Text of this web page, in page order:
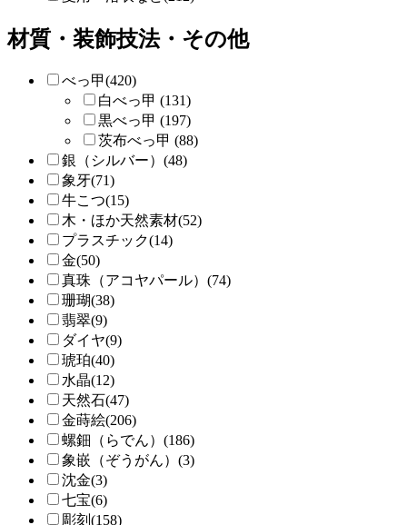
材質・装飾技法・その他
べっ甲(420)
白べっ甲 (131)
黒べっ甲 (197)
茨布べっ甲 (88)
銀（シルバー）(48)
象牙(71)
牛こつ(15)
木・ほか天然素材(52)
プラスチック(14)
金(50)
真珠（アコヤパール）(74)
珊瑚(38)
翡翠(9)
ダイヤ(9)
琥珀(40)
水晶(12)
天然石(47)
金蒔絵(206)
螺鈿（らでん）(186)
象嵌（ぞうがん）(3)
沈金(3)
七宝(6)
彫刻(158)